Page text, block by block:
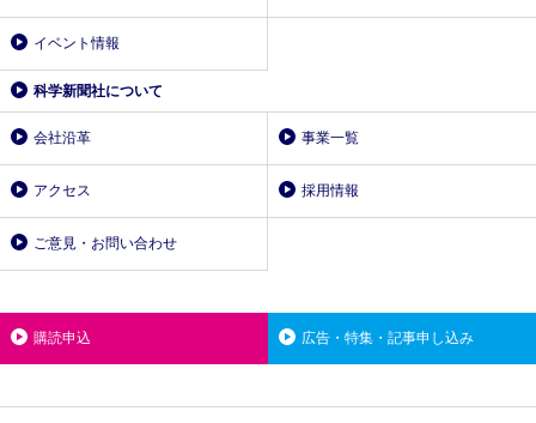
イベント情報
科学新聞社について
会社沿革 事業一覧
アクセス 採用情報
ご意見・お問い合わせ
購読申込 広告・特集・記事申し込み